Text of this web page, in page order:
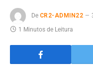
De CR2-ADMIN22
1 Minutos de Leitura